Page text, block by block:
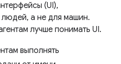
(UI),
а не для машин.
лучше понимать UI.
выполнять